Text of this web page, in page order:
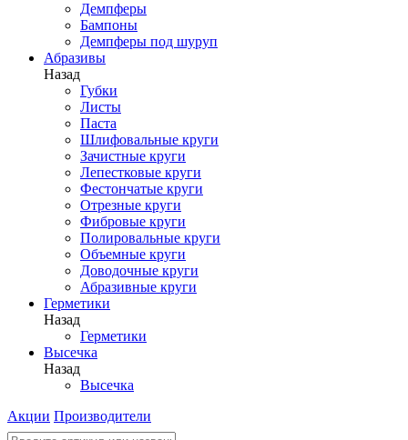
Демпферы
Бампоны
Демпферы под шуруп
Абразивы
Назад
Губки
Листы
Паста
Шлифовальные круги
Зачистные круги
Лепестковые круги
Фестончатые круги
Отрезные круги
Фибровые круги
Полировальные круги
Объемные круги
Доводочные круги
Абразивные круги
Герметики
Назад
Герметики
Высечка
Назад
Высечка
Акции Производители